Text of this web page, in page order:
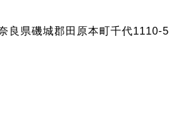
良県磯城郡田原本町千代1110-5